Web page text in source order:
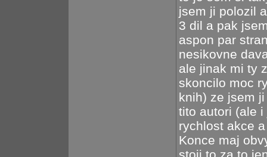
jsem ji polozil
3 dil a pak
aspon par
nesikovne
ale jinak mi ty
skoncilo moc
knih) ze jsem
tito autori (ale
rychlost akce
Konce maj